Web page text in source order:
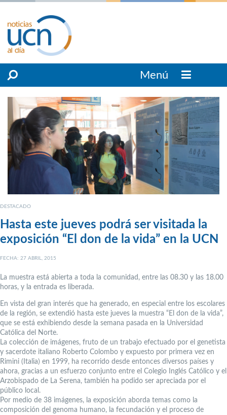
Menú
DESTACADO
Hasta este jueves podrá ser visitada la
exposición “El don de la vida” en la UCN
FECHA: 27 ABRIL, 2015
La muestra está abierta a toda la comunidad, entre las 08.30 y las 18.00
horas, y la entrada es liberada.
En vista del gran interés que ha generado, en especial entre los escolares
de la región, se extendió hasta este jueves la muestra “El don de la vida”,
que se está exhibiendo desde la semana pasada en la Universidad
Católica del Norte.
La colección de imágenes, fruto de un trabajo efectuado por el genetista
y sacerdote italiano Roberto Colombo y expuesto por primera vez en
Rimini (Italia) en 1999, ha recorrido desde entonces diversos países y
ahora, gracias a un esfuerzo conjunto entre el Colegio Inglés Católico y el
Arzobispado de La Serena, también ha podido ser apreciada por el
público local.
Por medio de 38 imágenes, la exposición aborda temas como la
composición del genoma humano, la fecundación y el proceso de